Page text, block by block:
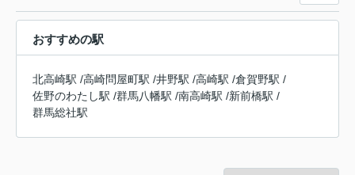
おすすめの駅
北高崎駅 /高崎問屋町駅 /井野駅 /高崎駅 /倉賀野駅 /
佐野のわたし駅 /群馬八幡駅 /南高崎駅 /新前橋駅 /
群馬総社駅